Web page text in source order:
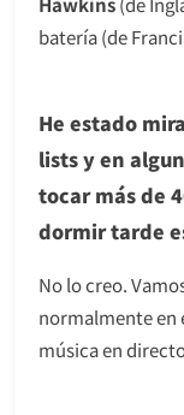
batería (de
He estado
lists y en
tocar más de
dormir tarde
No lo creo.
normalmente en
música en